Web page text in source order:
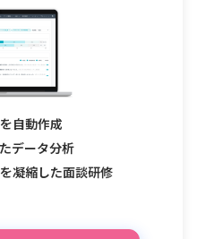
自動作成
データ分析
凝縮した面談研修